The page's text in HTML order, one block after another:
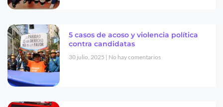
5 casos de acoso y violencia política
contra candidatas
30 julio, 2025 No hay comentarios